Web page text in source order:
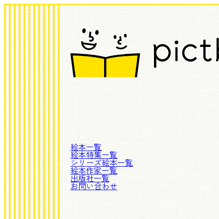
絵本一覧
絵本特集一覧
シリーズ絵本一覧
絵本作家一覧
出版社一覧
お問い合わせ